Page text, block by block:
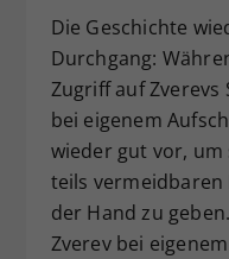
Die Geschichte
Durchgang:
Zugriff auf
bei eigenem
wieder gut vor,
teils vermeidbaren
der Hand zu
Zverev bei